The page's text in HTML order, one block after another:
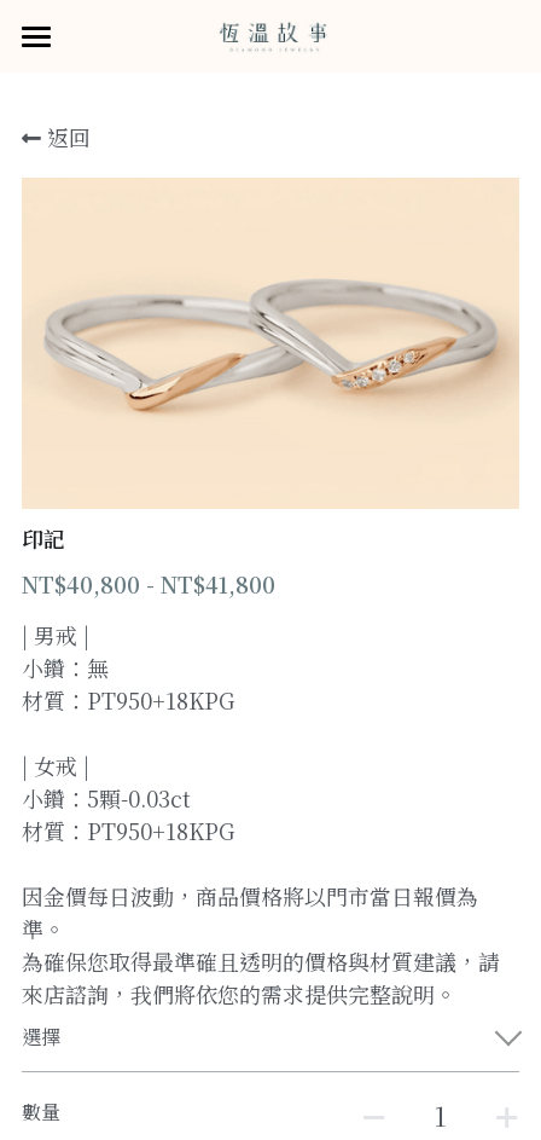
鑽石系列
訂婚鑽戒
小資鑽戒
結婚對戒
恆溫拾年 · 牽手故事書
給戀人的一紙情書
求婚戒租賃0元企劃
售後服務
預約諮詢
關於我們
登錄/ 註冊
返回
印記
NT$40,800 - NT$41,800
| 男戒 |
小鑽：無
材質：PT950+18KPG
| 女戒 |
小鑽：5顆-0.03ct
材質：PT950+18KPG
因金價每日波動，商品價格將以門市當日報價為
準。
為確保您取得最準確且透明的價格與材質建議，請
來店諮詢，我們將依您的需求提供完整說明。
選擇
數量
商品分類
所有商品分類
部落格分類
所有博客分類